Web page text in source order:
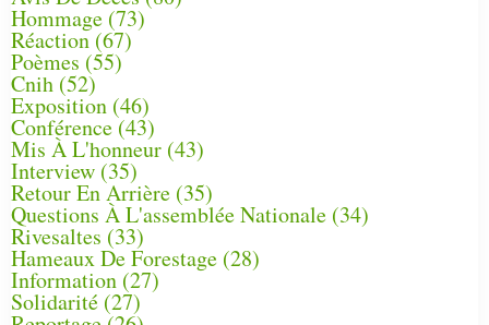
Hommage (73)
Réaction(67)
Poèmes (55)
Cnih (52)
Exposition (46)
Conférence(43)
Mis À L'honneur (43)
Interview (35)
Retour En Arrière (35)
Questions À L'assemblée Nationale (34)
Rivesaltes (33)
Hameaux De Forestage (28)
Information (27)
Solidarité (27)